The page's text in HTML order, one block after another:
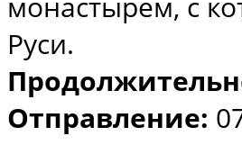
Руси.
Отправление: